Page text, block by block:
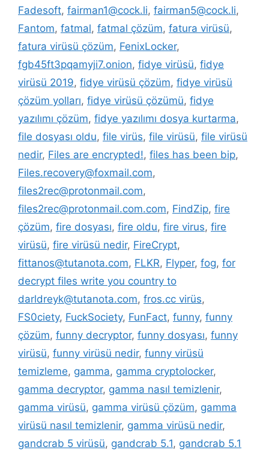
Fadesoft, fairman1@cock.li, fairman5@cock.li,
Fantom, fatmal, fatmal çözüm, fatura virüsü,
fatura virüsü çözüm, FenixLocker,
fgb45ft3pqamyji7.onion, fidye virüsü, fidye
virüsü 2019, fidye virüsü çözüm, fidye virüsü
çözüm yolları, fidye virüsü çözümü, fidye
yazılımı çözüm, fidye yazılımı dosya kurtarma,
file dosyası oldu, file virüs, file virüsü, file virüsü
nedir, Files are encrypted!, files has been bip,
Files.recovery@foxmail.com,
files2rec@protonmail.com,
files2rec@protonmail.com.com, FindZip, fire
çözüm, fire dosyası, fire oldu, fire virus, fire
virüsü, fire virüsü nedir, FireCrypt,
fittanos@tutanota.com, FLKR, Flyper, fog, for
decrypt files write you country to
darldreyk@tutanota.com, fros.cc virüs,
FS0ciety, FuckSociety, FunFact, funny, funny
çözüm, funny decryptor, funny dosyası, funny
virüsü, funny virüsü nedir, funny virüsü
temizleme, gamma, gamma cryptolocker,
gamma decryptor, gamma nasıl temizlenir,
gamma virüsü, gamma virüsü çözüm, gamma
virüsü nasıl temizlenir, gamma virüsü nedir,
gandcrab 5 virüsü, gandcrab 5.1, gandcrab 5.1